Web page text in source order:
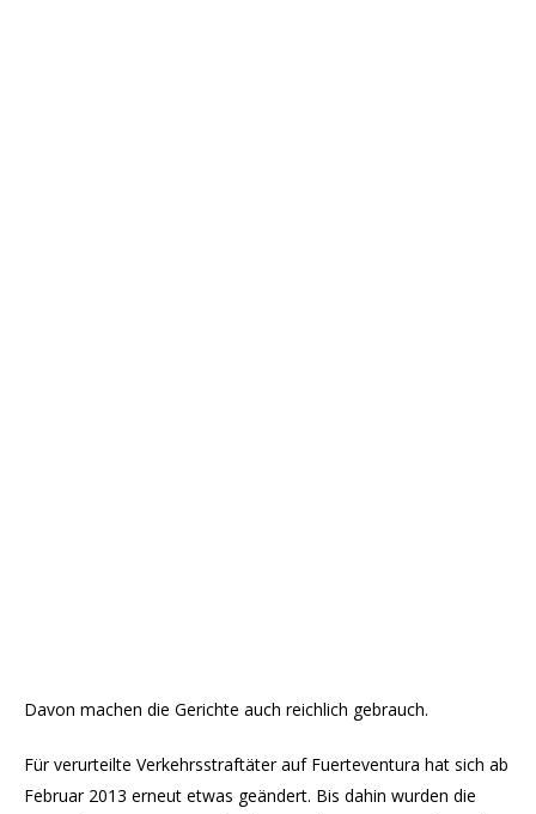
Davon machen die Gerichte auch reichlich gebrauch.
Für verurteilte Verkehrsstraftäter auf Fuerteventura hat sich ab
Februar 2013 erneut etwas geändert. Bis dahin wurden die